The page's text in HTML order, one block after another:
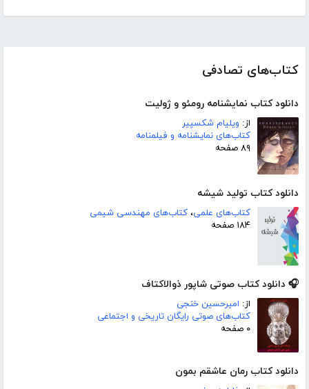
کتاب‌های تصادفی
دانلود کتاب نمایشنامه رومئو و ژولیت
از: ویلیام شکسپیر
کتاب‌های نمایشنامه و فیلمنامه
۸۹ صفحه
دانلود کتاب تولید شیشه
کتاب‌های علمی، کتاب‌های مهندسی شیمی
۱۸۴ صفحه
🎧 دانلود کتاب صوتی شاپور ذوالاکتاف
از: امیرحسین خنجی
کتاب‌های صوتی رایگان تاریخی و اجتماعی
۰ صفحه
دانلود کتاب رمان عاشقم بمون